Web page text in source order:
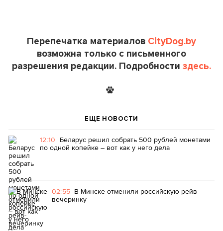
Перепечатка материалов CityDog.by
возможна только с письменного
разрешения редакции. Подробности здесь.
ЕЩЕ НОВОСТИ
12:10 Беларус решил собрать 500 рублей монетами
по одной копейке – вот как у него дела
02:55 В Минске отменили российскую рейв-
вечеринку